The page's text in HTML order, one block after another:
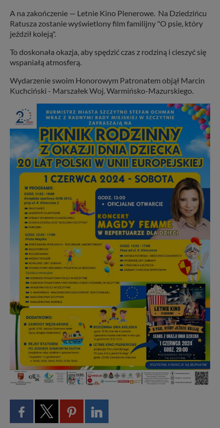
A na zakończenie — Letnie Kino Plenerowe. Na Dziedzińcu
Ratusza zostanie wyświetlony film familijny "O psie, który
jeździł koleją".
To doskonała okazja, aby spędzić czas z rodziną i cieszyć się
wspaniałą atmosferą.
Wydarzenie swoim Honorowym Patronatem objął Marcin
Kuchciński - Marszałek Woj. Warmińsko-Mazurskiego.